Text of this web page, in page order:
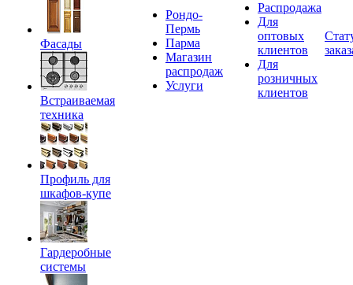
Фасады
Встраиваемая
техника
Профиль для
шкафов-купе
Гардеробные
системы
Рондо-
Пермь
Парма
Магазин
распродаж
Услуги
Распродажа
Для
оптовых
клиентов
Для
розничных
клиентов